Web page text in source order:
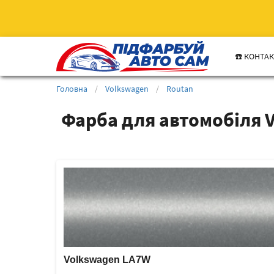
☎️
Головна / Volkswagen / Routan
Фарба для автомобіля
Volkswagen LA7W